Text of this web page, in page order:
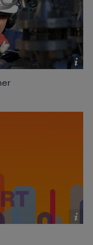
heat
2009
exchangers for
- for optimized
and reduce chiller
heat
emissions